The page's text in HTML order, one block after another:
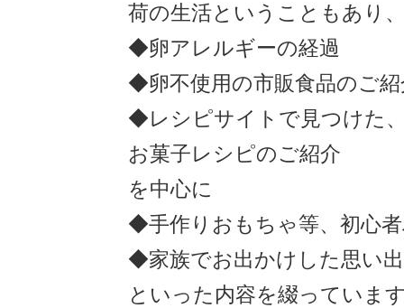
荷の生活ということもあり
◆卵アレルギーの経過
◆卵不使用の市販食品のご紹
◆レシピサイトで見つけた
お菓子レシピのご紹介
を中心に
◆手作りおもちゃ等、初心
◆家族でお出かけした思い
といった内容を綴っていま